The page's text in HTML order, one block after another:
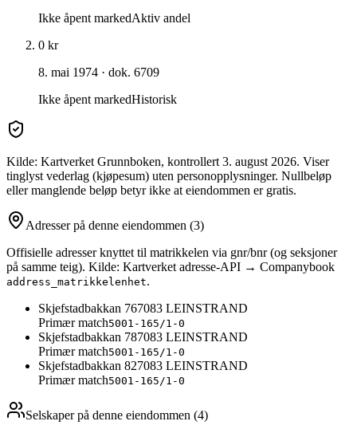
Ikke åpent markedAktiv andel
0 kr
8. mai 1974 · dok. 6709
Ikke åpent markedHistorisk
Kilde: Kartverket Grunnboken, kontrollert 3. august 2026. Viser
tinglyst vederlag (kjøpesum) uten personopplysninger. Nullbeløp
eller manglende beløp betyr ikke at eiendommen er gratis.
Adresser på denne eiendommen (3)
Offisielle adresser knyttet til matrikkelen via gnr/bnr (og seksjoner
på samme teig). Kilde: Kartverket adresse-API → Companybook
address_matrikkelenhet.
Skjefstadbakkan 767083 LEINSTRAND
Primær match5001-165/1-0
Skjefstadbakkan 787083 LEINSTRAND
Primær match5001-165/1-0
Skjefstadbakkan 827083 LEINSTRAND
Primær match5001-165/1-0
Selskaper på denne eiendommen (4)